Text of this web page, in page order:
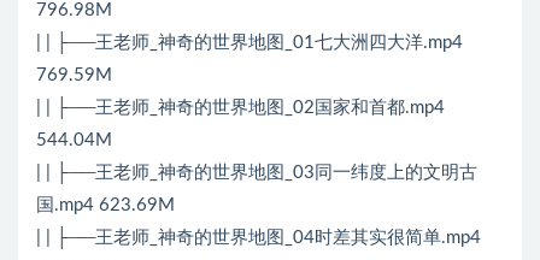
796.98M
| | ├──王老师_神奇的世界地图_01七大洲四大洋.mp4
769.59M
| | ├──王老师_神奇的世界地图_02国家和首都.mp4
544.04M
| | ├──王老师_神奇的世界地图_03同一纬度上的文明古
国.mp4 623.69M
| | ├──王老师_神奇的世界地图_04时差其实很简单.mp4